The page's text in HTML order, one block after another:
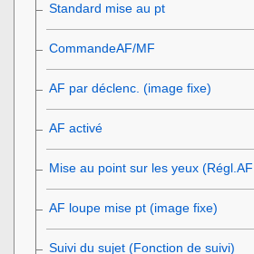
Standard mise au pt
CommandeAF/MF
AF par déclenc. (image fixe)
AF activé
Mise au point sur les yeux (
AF loupe mise pt (image fixe)
Suivi du sujet (Fonction de suivi)